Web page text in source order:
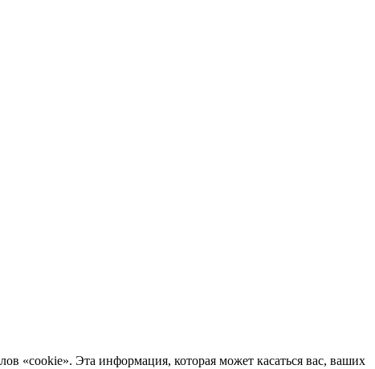
«cookie». Эта информация, которая может касаться вас, ваших